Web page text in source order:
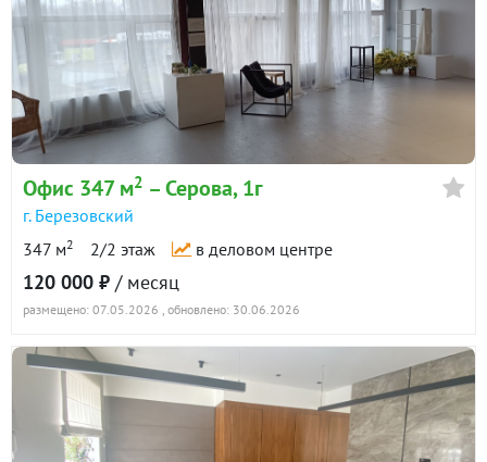
Офис 347 м2 – Серова, 1г
г. Березовский
347 м2 2/2 этаж в деловом центре
120 000 ₽ / месяц
размещено: 07.05.2026 , обновлено: 30.06.2026